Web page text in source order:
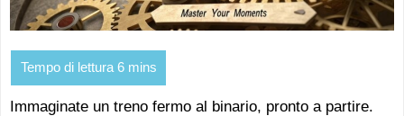
Immaginate un treno fermo al binario, pronto a partire.